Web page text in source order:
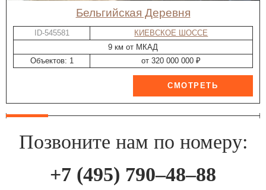
Бельгийская Деревня
ID-545581
КИЕВСКОЕ ШОССЕ
9 км от МКАД
Объектов: 1
от 320 000 000 ₽
Позвоните нам по номеру:
+7 (495) 790–48–88